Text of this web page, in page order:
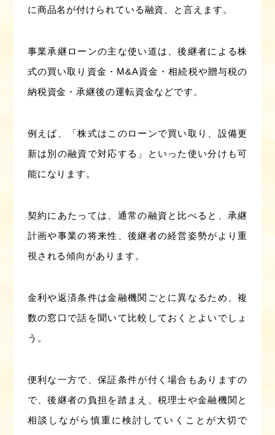
に商品名が付けられている融資、と言えます。
事業承継ローンの主な使い道は、後継者による株
式の買い取り資金・M&A資金・相続税や贈与税の
納税資金・承継後の運転資金などです。
例えば、「株式はこのローンで買い取り、設備更
新は別の融資で対応する」といった使い分けも可
能になります。
契約にあたっては、通常の融資と比べると、承継
計画や事業の将来性、後継者の経営姿勢がより重
視される傾向があります。
金利や返済条件は金融機関ごとに異なるため、複
数の窓口で話を聞いて比較しておくとよいでしょ
う。
便利な一方で、保証条件が付く場合もありますの
で、後継者の負担を踏まえ、税理士や金融機関と
相談しながら慎重に検討していくことが大切で